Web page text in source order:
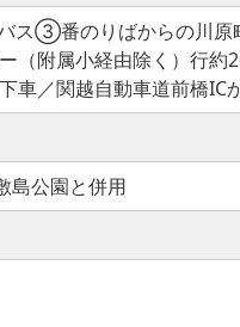
ス③番のりばからの川原
（附属小経由除く）行約
車／関越自動車道前橋IC
島公園と併用